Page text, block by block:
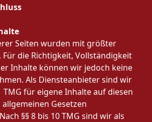
Seiten wurden mit größter
die Richtigkeit, Vollständigkeit
Inhalte können wir jedoch keine
Als Diensteanbieter sind wir
TMG für eigene Inhalte auf diesen
Gesetzen
§§ 8 bis 10 TMG sind wir als